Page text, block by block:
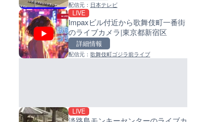
配信元： 日本テレビ
LIVE
Impaxビル付近から歌舞伎町一番街
のライブカメラ|東京都新宿区
詳細情報
配信元： 歌舞伎町ゴジラ前ライブ
LIVE
Impaxビル付近から歌舞伎町
のライブカメラ|東京都新宿区
配信元：歌舞伎町ゴジラ前ライブ
小浦川水門付近から小浦海水
ライブカメラ|和歌山県日高町
配信元：日高町役場